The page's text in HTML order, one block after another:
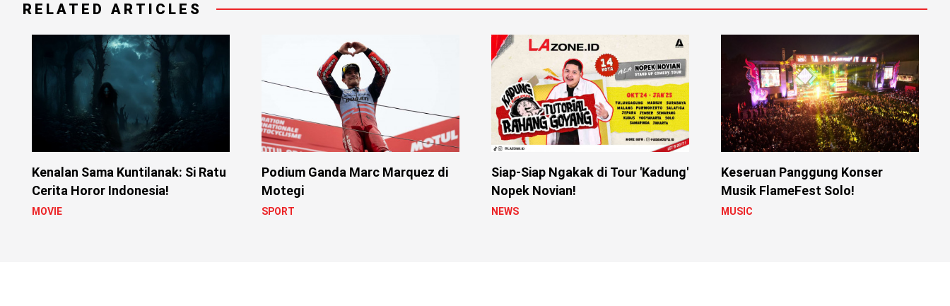
RELATED ARTICLES
Kenalan Sama Kuntilanak: Si Ratu
Cerita Horor Indonesia!
MOVIE
Podium Ganda Marc Marquez di
Motegi
SPORT
Siap-Siap Ngakak di Tour 'Kadung'
Nopek Novian!
NEWS
Keseruan Panggung Konser
Musik FlameFest Solo!
MUSIC